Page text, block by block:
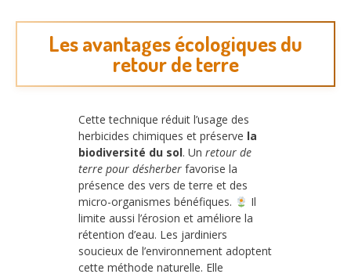
Les avantages écologiques du
retour de terre
Cette technique réduit l’usage des
herbicides chimiques et préserve la
biodiversité du sol. Un retour de
terre pour désherber favorise la
présence des vers de terre et des
micro-organismes bénéfiques.
Il
limite aussi l’érosion et améliore la
rétention d’eau. Les jardiniers
soucieux de l’environnement adoptent
cette méthode naturelle. Elle